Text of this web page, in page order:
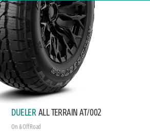
DUELER ALL TERRAIN AT/002
On & Off Road